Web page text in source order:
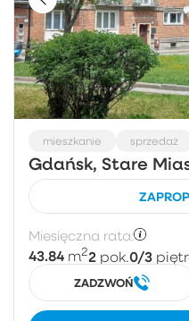
mieszkanie sprzedaż
Gdańsk, Stare
Miesięczna rata:
43.84 m22 pok.0/3
ZADZWOŃ